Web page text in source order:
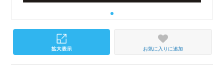
お気に入りに追加